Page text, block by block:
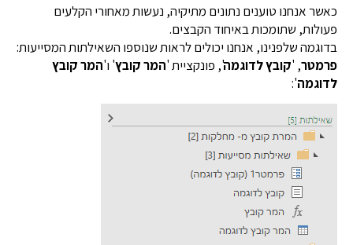
אנחנו טוענים נתונים מתיקיה, נעשות מאחורי הקלעים
שתומכות באיחוד הקבצים.
שלפנינו, אנחנו יכולים לראות שנוספו השאילתות המסייעות:
, 'קובץ לדוגמה', פונקציית 'המר קובץ' ו'המר קובץ
':